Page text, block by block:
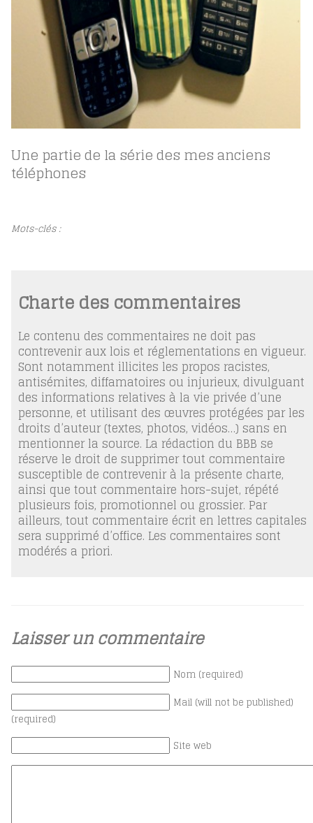
Une partie de la série des mes anciens
téléphones
Mots-clés :
Charte des commentaires
Le contenu des commentaires ne doit pas
contrevenir aux lois et réglementations en vigueur.
Sont notamment illicites les propos racistes,
antisémites, diffamatoires ou injurieux, divulguant
des informations relatives à la vie privée d’une
personne, et utilisant des œuvres protégées par les
droits d’auteur (textes, photos, vidéos…) sans en
mentionner la source. La rédaction du BBB se
réserve le droit de supprimer tout commentaire
susceptible de contrevenir à la présente charte,
ainsi que tout commentaire hors-sujet, répété
plusieurs fois, promotionnel ou grossier. Par
ailleurs, tout commentaire écrit en lettres capitales
sera supprimé d’office. Les commentaires sont
modérés a priori.
Laisser un commentaire
Nom (required)
Mail (will not be published)
(required)
Site web